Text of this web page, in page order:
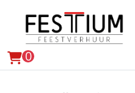
winkelwagen
0